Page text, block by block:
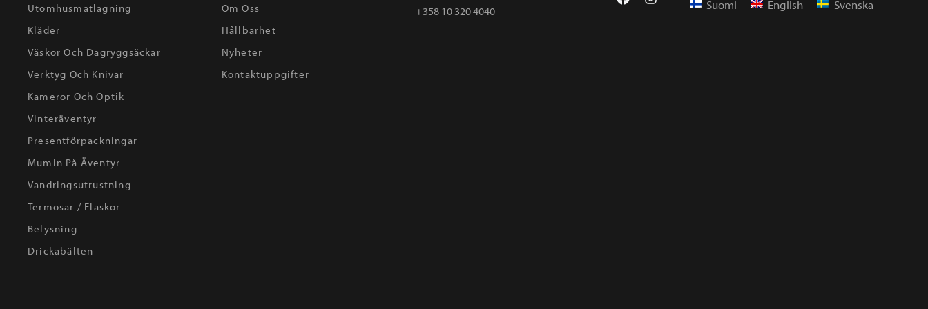
Utomhusmatlagning
Kläder
Väskor Och Dagryggsäckar
Verktyg Och Knivar
Kameror Och Optik
Vinteräventyr
Presentförpackningar
Mumin På Äventyr
Vandringsutrustning
Termosar / Flaskor
Belysning
Drickabälten
Om Oss
Hållbarhet
Nyheter
Kontaktuppgifter
+358 10 320 4040
Suomi English Svenska